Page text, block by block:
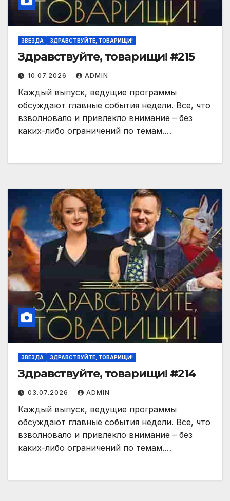
ЗВЕЗДА ЗДРАВСТВУЙТЕ, ТОВАРИЩИ!
Здравствуйте, товарищи! #215
10.07.2026 ADMIN
Каждый выпуск, ведущие программы
обсуждают главные события недели. Все, что
взволновало и привлекло внимание – без
каких-либо ограничений по темам.…
ЗВЕЗДА ЗДРАВСТВУЙТЕ, ТОВАРИЩИ!
Здравствуйте, товарищи! #214
03.07.2026 ADMIN
Каждый выпуск, ведущие программы
обсуждают главные события недели. Все, что
взволновало и привлекло внимание – без
каких-либо ограничений по темам.…